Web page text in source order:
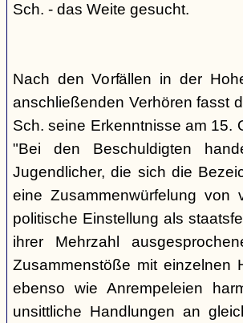
Sch. - das Weite gesucht.
Nach den Vorfällen in der
anschließenden Verhören fasst
Sch. seine Erkenntnisse am 15.
"Bei den Beschuldigten
Jugendlicher, die sich die
eine Zusammenwürfelung von
politische Einstellung als
ihrer Mehrzahl
Zusammenstöße mit einzelnen
ebenso wie Anrempeleien
unsittliche Handlungen an